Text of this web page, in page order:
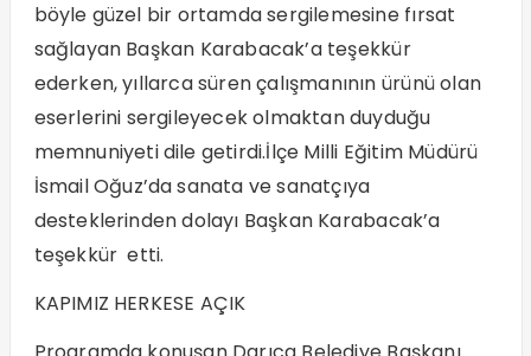
böyle güzel bir ortamda sergilemesine fırsat
sağlayan Başkan Karabacak’a teşekkür
ederken, yıllarca süren çalışmanının ürünü olan
eserlerini sergileyecek olmaktan duyduğu
memnuniyeti dile getirdi.İlçe Milli Eğitim Müdürü
İsmail Oğuz’da sanata ve sanatçıya
desteklerinden dolayı Başkan Karabacak’a
teşekkür etti.
KAPIMIZ HERKESE AÇIK